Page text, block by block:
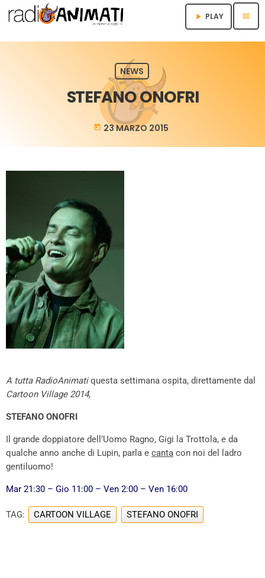
play_arrow PLAY menu
NEWS
STEFANO ONOFRI
today 23 MARZO 2015
A tutta RadioAnimatiquesta settimana ospita, direttamente dal
Cartoon Village 2014,
STEFANO ONOFRI
Il grande doppiatore dell’Uomo Ragno, Gigi la Trottola, e da
qualche anno anche di Lupin, parla e canta con noi del ladro
gentiluomo!
Mar 21:30 – Gio 11:00 – Ven 2:00 – Ven 16:00
TAG: CARTOON VILLAGE STEFANO ONOFRI